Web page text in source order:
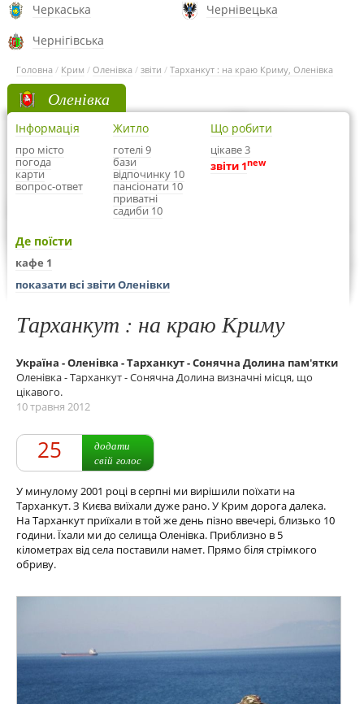
Черкаська
Чернівецька
Чернігівська
Головна / Крим / Оленівка / звіти / Тарханкут : на краю Криму, Оленівка
Оленівка
Інформація
про місто
погода
карти
вопрос-ответ
Житло
готелі 9
бази
відпочинку 10
пансіонати 10
приватні
садиби 10
Що робити
цікаве 3
звіти 1new
Де поїсти
кафе 1
показати всі звіти Оленівки
Тарханкут : на краю Криму
Україна - Оленівка - Тарханкут - Сонячна Долина пам'ятки
Оленівка - Тарханкут - Сонячна Долина визначні місця, що
цікавого.
10 травня 2012
25
додати
свій голос
У минулому 2001 році в серпні ми вирішили поїхати на
Тарханкут. З Києва виїхали дуже рано. У Крим дорога далека.
На Тарханкут приїхали в той же день пізно ввечері, близько 10
години. Їхали ми до селища Оленівка. Приблизно в 5
кілометрах від села поставили намет. Прямо біля стрімкого
обриву.